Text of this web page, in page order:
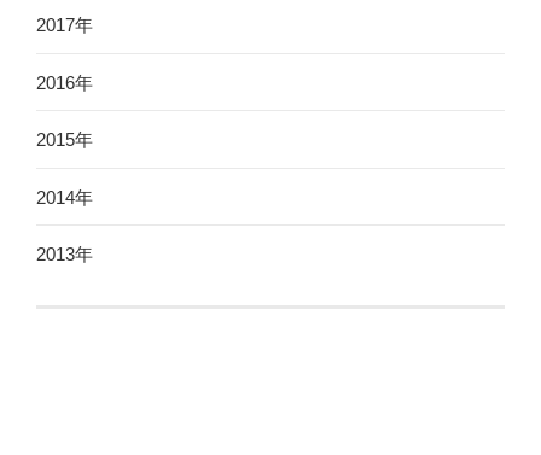
2017年
2016年
2015年
2014年
2013年